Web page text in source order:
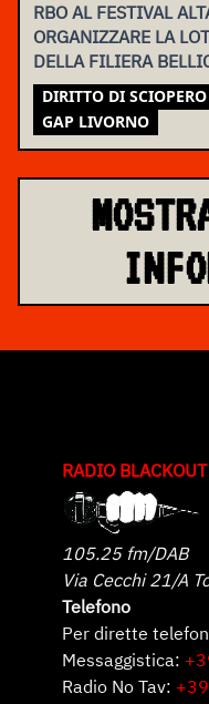
RBO AL FESTIVAL
ORGANIZZARE LA
DELLA FILIERA
DIRITTO DI SCIOPERO
GAP LIVORNO
RADIO BLACKOUT
105.25 fm/DAB
Via Cecchi 21/A
Telefono
Per dirette
Messaggistica:
Radio No Tav: